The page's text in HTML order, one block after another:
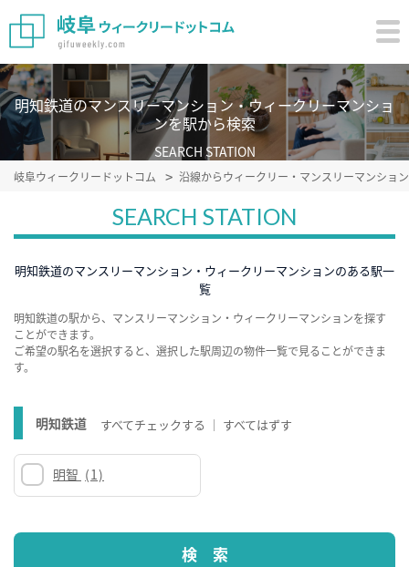
明知鉄道のマンスリーマンション・ウィークリーマンショ
ンを駅から検索
SEARCH STATION
岐阜ウィークリードットコム 沿線からウィークリー・マンスリーマンショ
SEARCH STATION
明知鉄道のマンスリーマンション・ウィークリーマンションのある駅一
覧
明知鉄道の駅から、マンスリーマンション・ウィークリーマンションを探す
ことができます。
ご希望の駅名を選択すると、選択した駅周辺の物件一覧で見ることができま
す。
明知鉄道 すべてチェックする すべてはずす
明智 (1)